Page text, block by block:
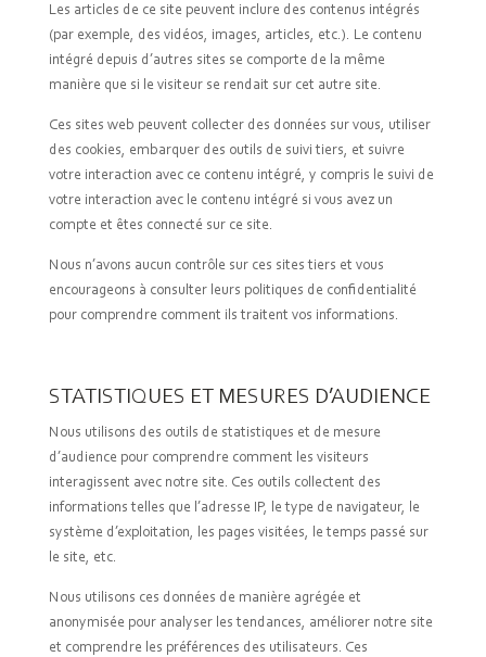
Les articles de ce site peuvent inclure des contenus intégrés
(par exemple, des vidéos, images, articles, etc.). Le contenu
intégré depuis d’autres sites se comporte de la même
manière que si le visiteur se rendait sur cet autre site.
Ces sites web peuvent collecter des données sur vous, utiliser
des cookies, embarquer des outils de suivi tiers, et suivre
votre interaction avec ce contenu intégré, y compris le suivi de
votre interaction avec le contenu intégré si vous avez un
compte et êtes connecté sur ce site.
Nous n’avons aucun contrôle sur ces sites tiers et vous
encourageons à consulter leurs politiques de confidentialité
pour comprendre comment ils traitent vos informations.
STATISTIQUES ET MESURES D’AUDIENCE
Nous utilisons des outils de statistiques et de mesure
d’audience pour comprendre comment les visiteurs
interagissent avec notre site. Ces outils collectent des
informations telles que l’adresse IP, le type de navigateur, le
système d’exploitation, les pages visitées, le temps passé sur
le site, etc.
Nous utilisons ces données de manière agrégée et
anonymisée pour analyser les tendances, améliorer notre site
et comprendre les préférences des utilisateurs. Ces